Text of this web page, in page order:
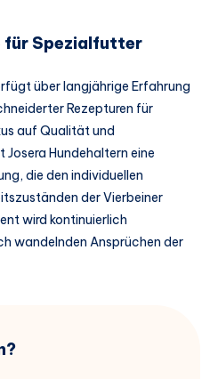
für Spezialfutter
über langjährige Erfahrung
Rezepturen für
auf Qualität und
Hundehaltern eine
die den individuellen
der Vierbeiner
wird kontinuierlich
wandelnden Ansprüchen der